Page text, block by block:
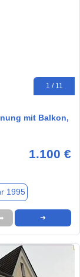
1 / 11
mit Balkon,
1.100 €
1995
➜